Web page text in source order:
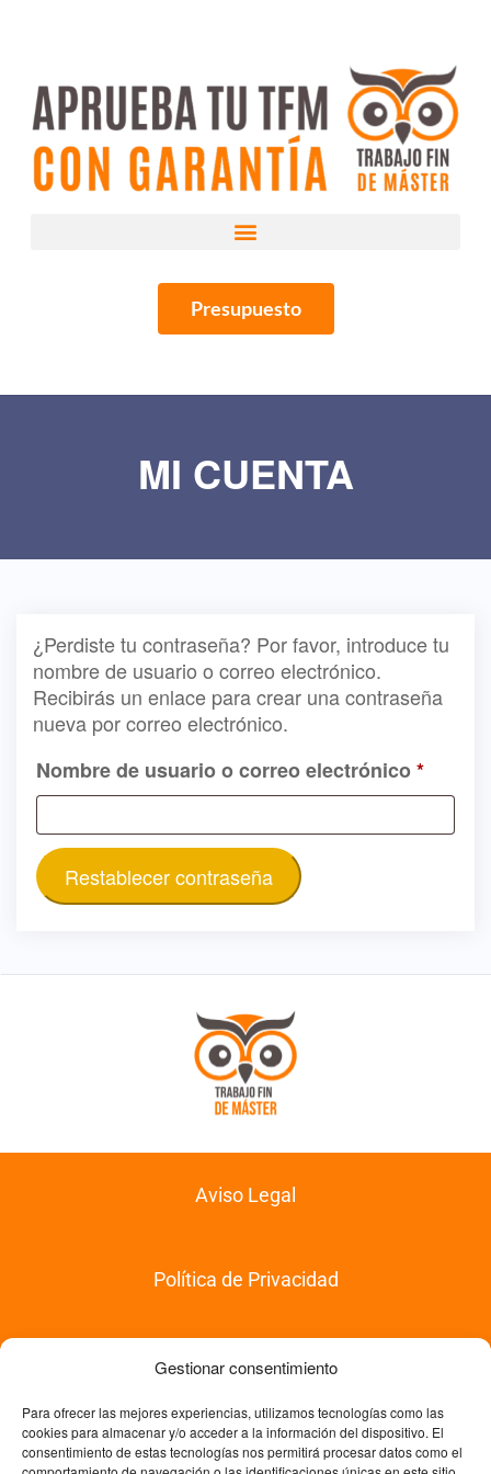
Gestionar consentimiento
Para ofrecer las mejores experiencias, utilizamos tecnologías como las
cookies para almacenar y/o acceder a la información del dispositivo. El
consentimiento de estas tecnologías nos permitirá procesar datos como el
Presupuesto
MI CUENTA
¿Perdiste tu contraseña? Por favor, introduce tu
nombre de usuario o correo electrónico.
Recibirás un enlace para crear una contraseña
nueva por correo electrónico.
Nombre de usuario o correo electrónico*
Restablecer contraseña
Aviso Legal
Política de Privacidad
Política de Compras
Política de Devoluciones